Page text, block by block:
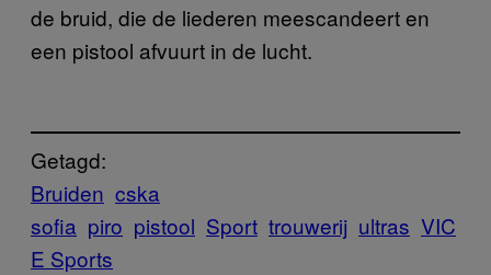
de bruid, die de liederen meescandeert en
een pistool afvuurt in de lucht.
Getagd:
Bruiden cska
sofia piro pistool Sport trouwerij ultras VIC
E Sports